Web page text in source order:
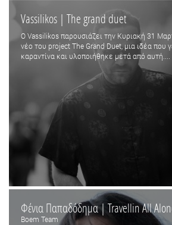
Vassilikos | The grand duet
Ο Vassilikos παρουσιάζει την Κυριακή 31
νέο του project The Grand Duet, μια ιδέα που
καραντίνα και υλοποιήθηκε μετά από αυτή....
Φένια Παπαδόδημα | Travellin All
Boem Team